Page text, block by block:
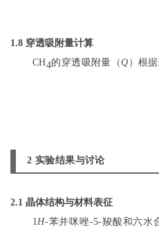
1.8 穿透吸附量计算
CH4的穿透吸附量（Q ）根据
2 实验结果与讨论
2.1 晶体结构与材料表征
1H-苯并咪唑-5-羧酸和六水